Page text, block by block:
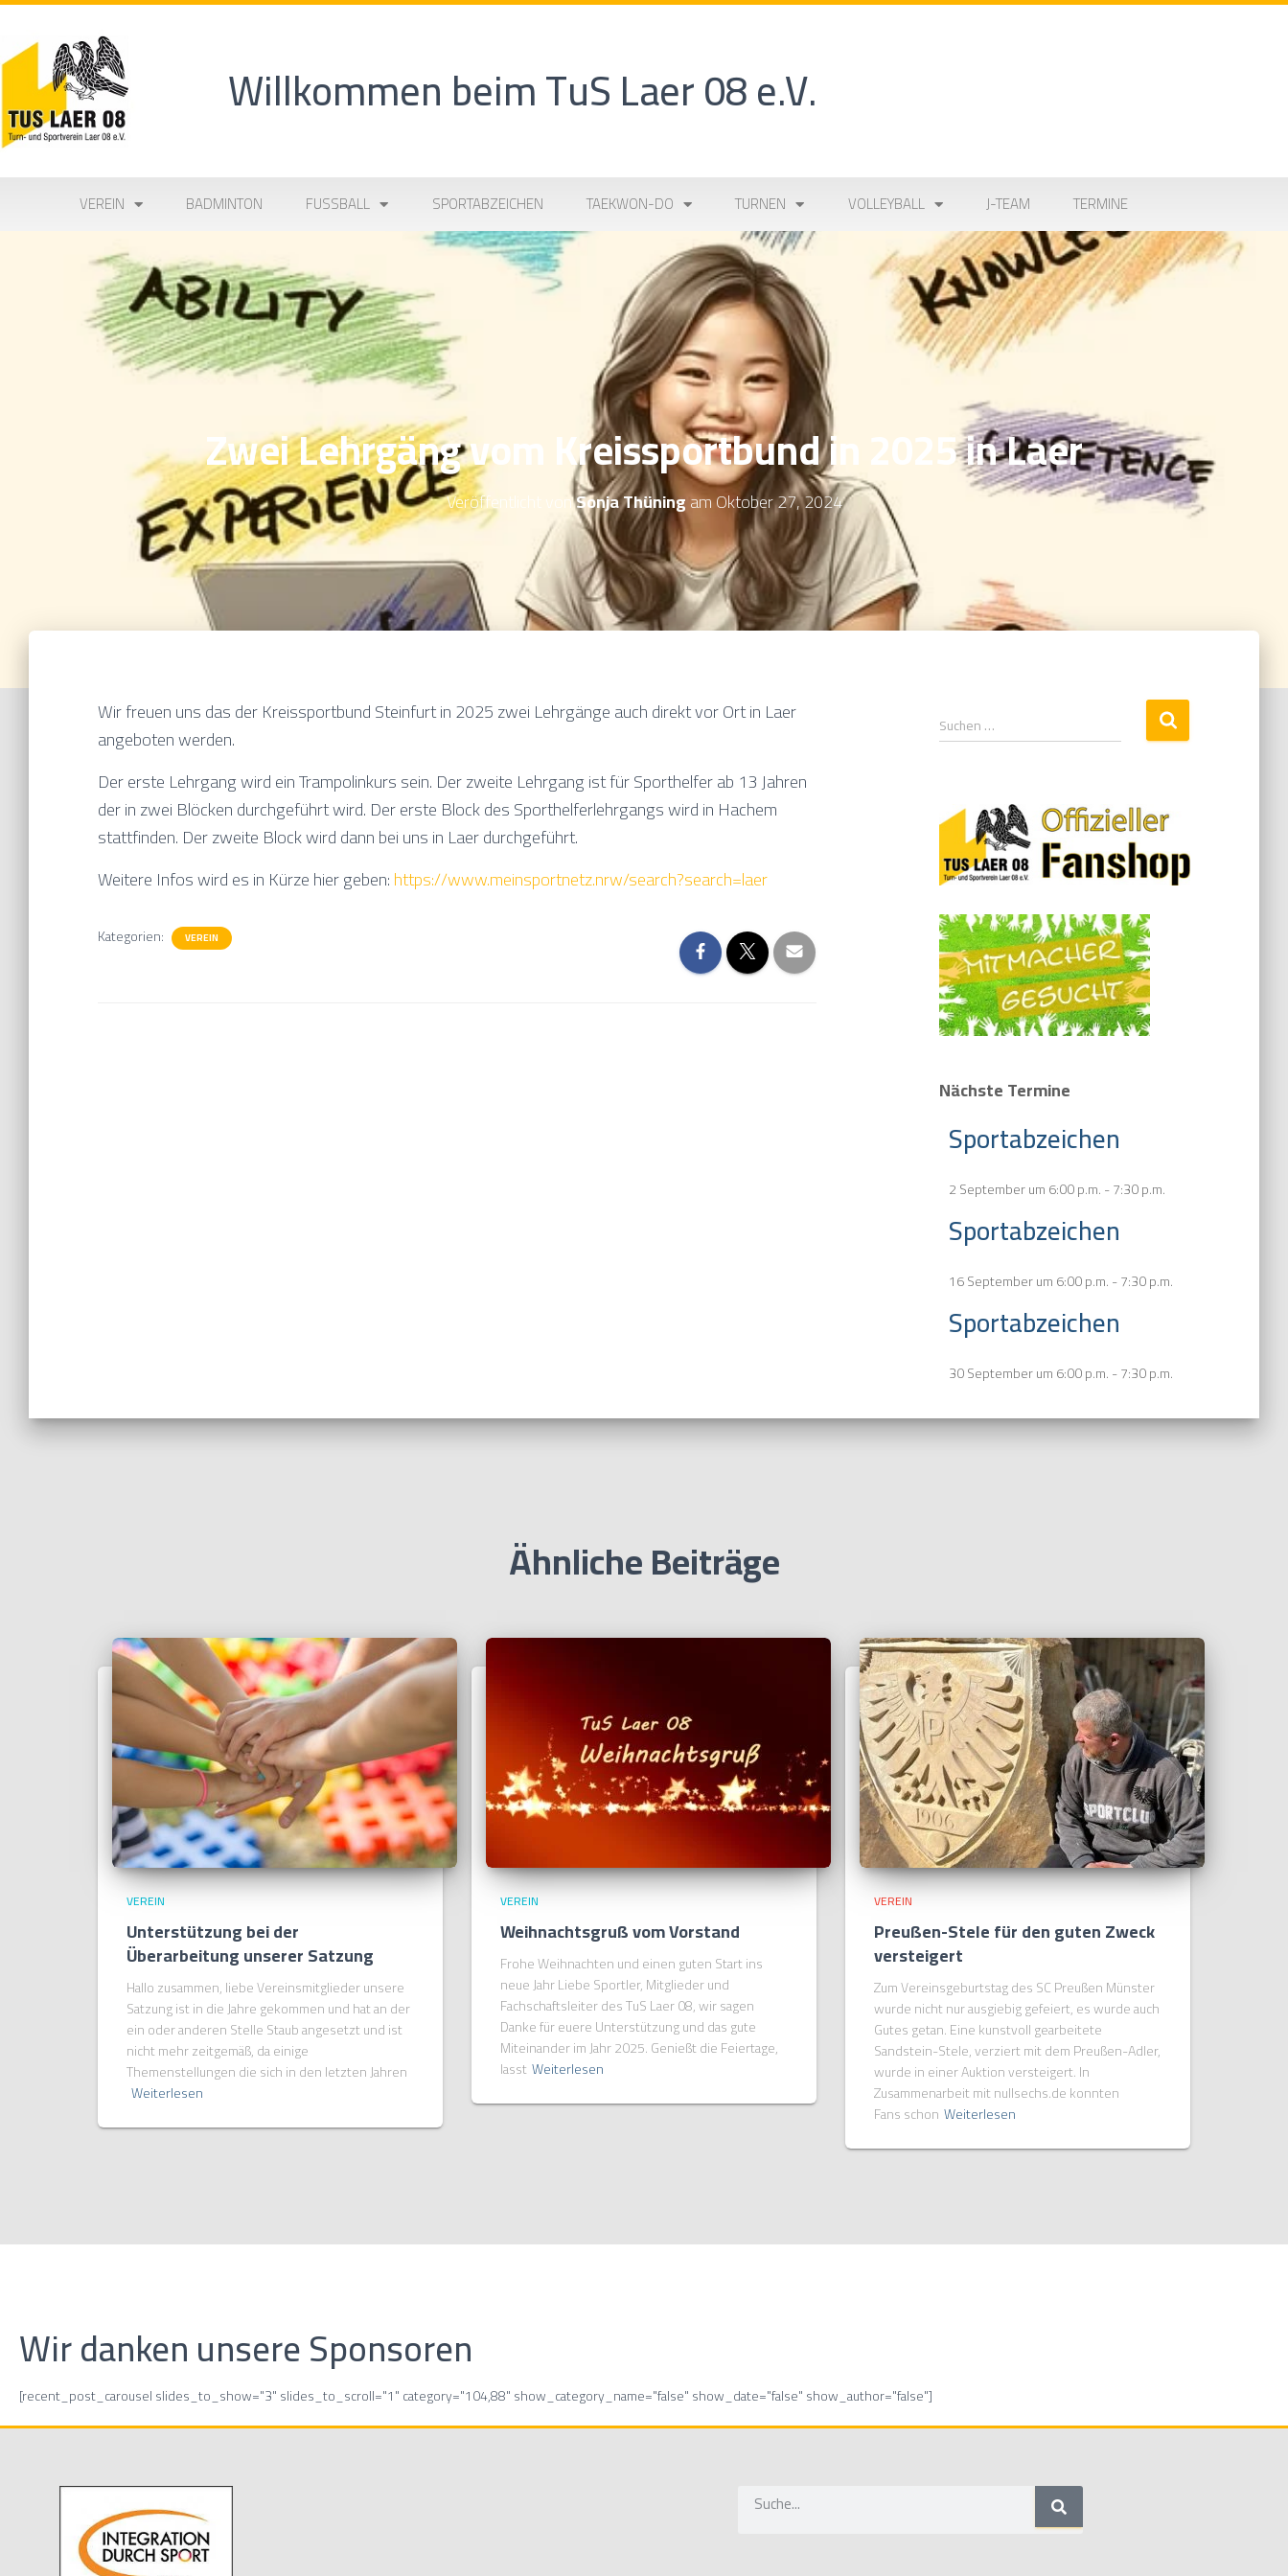
Willkommen beim TuS Laer 08 e.V.
VEREIN BADMINTON FUSSBALL SPORTABZEICHEN TAEKWON-DO TURNEN VOLLEYBALL J-TEAM TERMINE
Zwei Lehrgäng vom Kreissportbund in 2025 in Laer
Veröffentlicht vonSonja ThüningamOktober 27, 2024
Wir freuen uns das der Kreissportbund Steinfurt in 2025 zwei Lehrgänge auch direkt vor Ort in Laer
angeboten werden.
Der erste Lehrgang wird ein Trampolinkurs sein. Der zweite Lehrgang ist für Sporthelfer ab 13 Jahren
der in zwei Blöcken durchgeführt wird. Der erste Block des Sporthelferlehrgangs wird in Hachem
stattfinden. Der zweite Block wird dann bei uns in Laer durchgeführt.
Weitere Infos wird es in Kürze hier geben:https://www.meinsportnetz.nrw/search?search=laer
Kategorien: VEREIN
Suchen …
Nächste Termine
Sportabzeichen
2 September um 6:00 p.m.-7:30 p.m.
Sportabzeichen
16 September um 6:00 p.m.-7:30 p.m.
Sportabzeichen
30 September um 6:00 p.m.-7:30 p.m.
Ähnliche Beiträge
VEREIN
Unterstützung bei der
Überarbeitung unserer Satzung
Hallo zusammen, liebe Vereinsmitglieder unsere
Satzung ist in die Jahre gekommen und hat an der
ein oder anderen Stelle Staub angesetzt und ist
nicht mehr zeitgemäß, da einige
Themenstellungen die sich in den letzten Jahren
Weiterlesen
VEREIN
Weihnachtsgruß vom Vorstand
Frohe Weihnachten und einen guten Start ins
neue Jahr Liebe Sportler, Mitglieder und
Fachschaftsleiter des TuS Laer 08, wir sagen
Danke für euere Unterstützung und das gute
Miteinander im Jahr 2025. Genießt die Feiertage,
lasstWeiterlesen
VEREIN
Preußen-Stele für den guten Zweck
versteigert
Zum Vereinsgeburtstag des SC Preußen Münster
wurde nicht nur ausgiebig gefeiert, es wurde auch
Gutes getan. Eine kunstvoll gearbeitete
Sandstein-Stele, verziert mit dem Preußen-Adler,
wurde in einer Auktion versteigert. In
Zusammenarbeit mit nullsechs.de konnten
Fans schon Weiterlesen
Wir danken unsere Sponsoren
[recent_post_carousel slides_to_show="3" slides_to_scroll="1" category="104,88" show_category_name="false" show_date="false" show_author="false"]